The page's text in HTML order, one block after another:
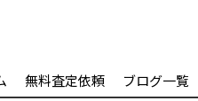
無料査定依頼 ブログ一覧